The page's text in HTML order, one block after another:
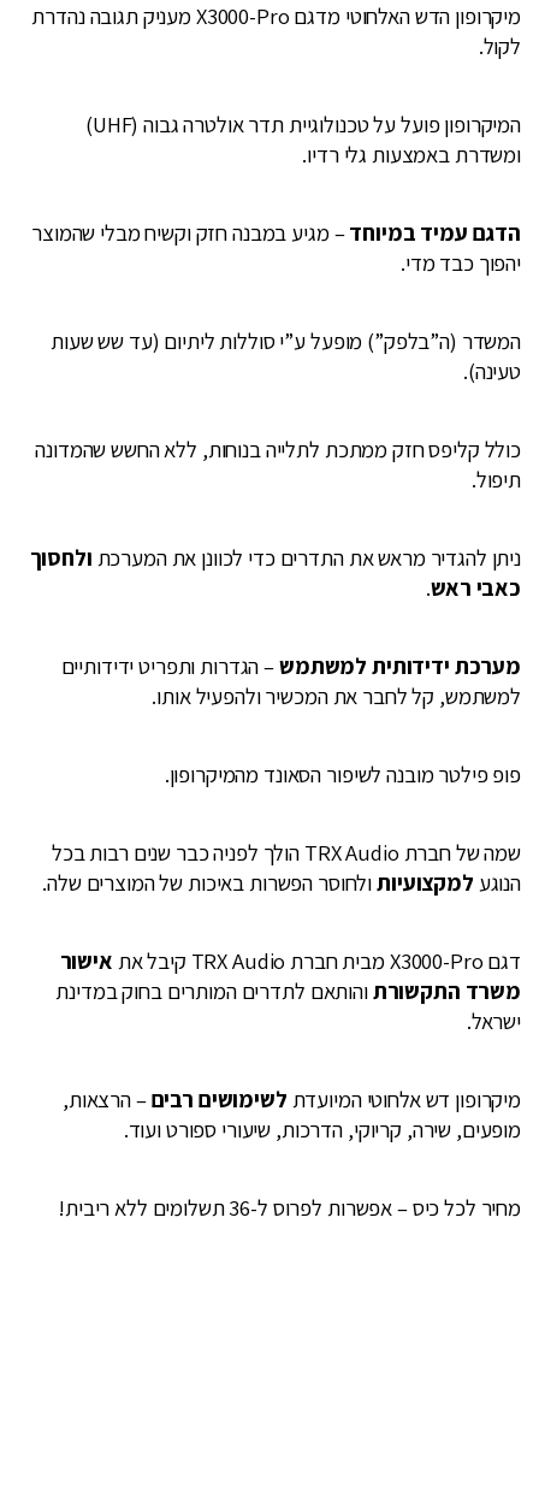
מיקרופון הדש האלחוטי מדגם X3000-Pro מעניק תגובה נהדרת
לקול.
המיקרופון פועל על טכנולוגיית תדר אולטרה גבוה (UHF)
ומשדרת באמצעות גלי רדיו.
הדגם עמיד במיוחד– מגיע במבנה חזק וקשיח מבלי שהמוצר
יהפוך כבד מדי.
המשדר (ה”בלפק”) מופעל ע”י סוללות ליתיום (עד שש שעות
טעינה).
כולל קליפס חזק ממתכת לתלייה בנוחות, ללא החשש שהמדונה
תיפול.
ניתן להגדיר מראש את התדרים כדי לכוונן את המערכת ולחסוך
כאבי ראש.
מערכת ידידותית למשתמש– הגדרות ותפריט ידידותיים
למשתמש, קל לחבר את המכשיר ולהפעיל אותו.
פופ פילטר מובנה לשיפור הסאונד מהמיקרופון.
שמה של חברת TRX Audio הולך לפניה כבר שנים רבות בכל
הנוגע למקצועיותולחוסר הפשרות באיכות של המוצרים שלה.
דגם X3000-Pro מבית חברת TRX Audio קיבל את
אישור
משרד התקשורתוהותאם לתדרים המותרים בחוק במדינת
ישראל.
מיקרופון דש אלחוטי המיועדת לשימושים רבים– הרצאות,
מופעים, שירה, קריוקי, הדרכות, שיעורי ספורט ועוד.
מחיר לכל כיס – אפשרות לפרוס ל-36 תשלומים ללא ריבית!